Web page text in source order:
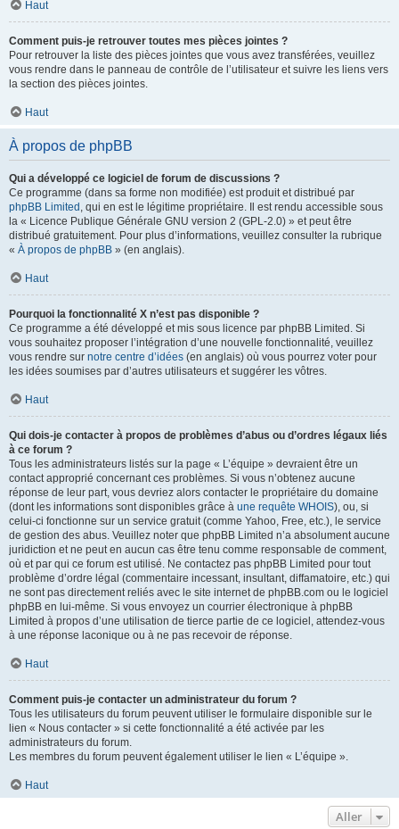
Haut
Comment puis-je retrouver toutes mes pièces jointes ?
Pour retrouver la liste des pièces jointes que vous avez transférées, veuillez
vous rendre dans le panneau de contrôle de l’utilisateur et suivre les liens vers
la section des pièces jointes.
Haut
À propos de phpBB
Qui a développé ce logiciel de forum de discussions ?
Ce programme (dans sa forme non modifiée) est produit et distribué par
phpBB Limited , qui en est le légitime propriétaire. Il est rendu accessible sous
la « Licence Publique Générale GNU version 2 (GPL-2.0) » et peut être
distribué gratuitement. Pour plus d’informations, veuillez consulter la rubrique
« À propos de phpBB » (en anglais).
Haut
Pourquoi la fonctionnalité X n’est pas disponible ?
Ce programme a été développé et mis sous licence par phpBB Limited. Si
vous souhaitez proposer l’intégration d’une nouvelle fonctionnalité, veuillez
vous rendre sur notre centre d’idées (en anglais) où vous pourrez voter pour
les idées soumises par d’autres utilisateurs et suggérer les vôtres.
Haut
Qui dois-je contacter à propos de problèmes d’abus ou d’ordres légaux liés
à ce forum ?
Tous les administrateurs listés sur la page « L’équipe » devraient être un
contact approprié concernant ces problèmes. Si vous n’obtenez aucune
réponse de leur part, vous devriez alors contacter le propriétaire du domaine
(dont les informations sont disponibles grâce à une requête WHOIS), ou, si
celui-ci fonctionne sur un service gratuit (comme Yahoo, Free, etc.), le service
de gestion des abus. Veuillez noter que phpBB Limited n’a absolument aucune
juridiction et ne peut en aucun cas être tenu comme responsable de comment,
où et par qui ce forum est utilisé. Ne contactez pas phpBB Limited pour tout
problème d’ordre légal (commentaire incessant, insultant, diffamatoire, etc.) qui
ne sont pas directement reliés avec le site internet de phpBB.com ou le logiciel
phpBB en lui-même. Si vous envoyez un courrier électronique à phpBB
Limited à propos d’une utilisation de tierce partie de ce logiciel, attendez-vous
à une réponse laconique ou à ne pas recevoir de réponse.
Haut
Comment puis-je contacter un administrateur du forum ?
Tous les utilisateurs du forum peuvent utiliser le formulaire disponible sur le
lien « Nous contacter » si cette fonctionnalité a été activée par les
administrateurs du forum.
Les membres du forum peuvent également utiliser le lien « L’équipe ».
Haut
Aller